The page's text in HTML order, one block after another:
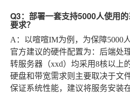
Q3：部署一套支持5000人使用
要求？
A ：以喧喧IM为例，为保障5000
官方建议的硬件配置为：后端处
转服务器（xxd）均采用8核以上
硬盘和带宽需求则主要取决于文
保证系统性能，建议将服务安装